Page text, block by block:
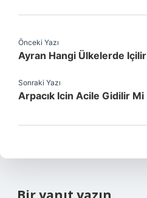
Önceki Yazı
Ayran Hangi Ülkelerde Içilir
Sonraki Yazı
Arpacık Icin Acile Gidilir Mi